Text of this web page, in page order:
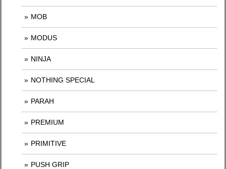
MOB
MODUS
NINJA
NOTHING SPECIAL
PARAH
PREMIUM
PRIMITIVE
PUSH GRIP